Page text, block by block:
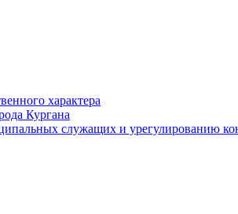
характера
Кургана
служащих и урегулированию